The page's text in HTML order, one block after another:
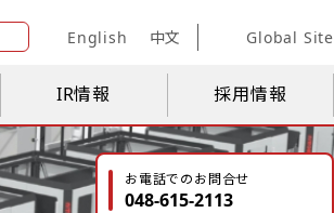
English 中文 Global Site
IR情報 採用情報
お電話でのお問合せ
048-615-2113